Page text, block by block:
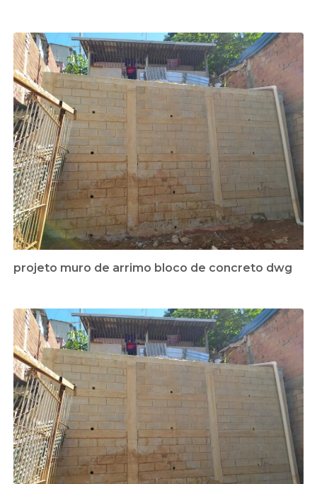
projeto muro de arrimo bloco de concreto dwg